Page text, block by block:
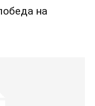
на